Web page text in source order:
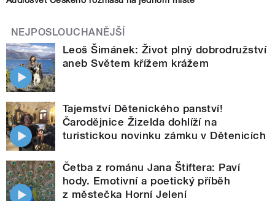
NEJPOSLOUCHANĚJŠÍ
Leoš Šimánek: Život plný dobrodružství
aneb Světem křížem krážem
Tajemství Dětenického panství!
Čarodějnice Žizelda dohlíží na
turistickou novinku zámku v Dětenicích
Četba z románu Jana Štiftera: Paví
hody. Emotivní a poetický příběh
z městečka Horní Jelení